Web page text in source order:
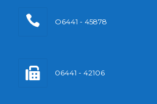
O6441 - 45878
06441 - 42106